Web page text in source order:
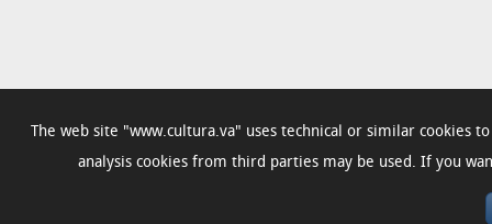
The web site "www.cultura.va" uses technical or similar cookies
analysis cookies from third parties may be used. If you